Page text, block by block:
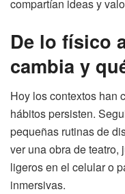
compartían ideas y
De lo físico
cambia y
Hoy los contextos han
hábitos persisten.
pequeñas rutinas de
ver una obra de teatro,
ligeros en el celular o
inmersivas.